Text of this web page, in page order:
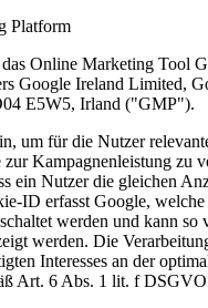
Platform
das Online Marketing Tool
Google Ireland Limited,
E5W5, Irland ("GMP").
um für die Nutzer
Kampagnenleistung zu
ein Nutzer die gleichen
ID erfasst Google,
werden und kann so
werden. Die
Interesses an der
Art. 6 Abs. 1 lit. f